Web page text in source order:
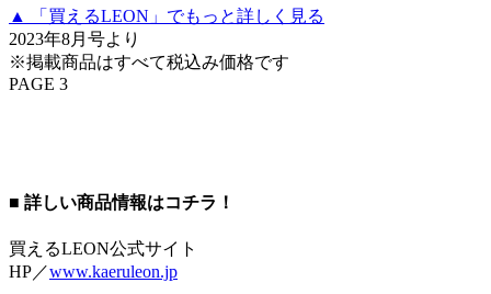
▲ 「買えるLEON」でもっと詳しく見る
2023年8月号より
※掲載商品はすべて税込み価格です
PAGE 3
■ 詳しい商品情報はコチラ！
買えるLEON公式サイト
HP／www.kaeruleon.jp